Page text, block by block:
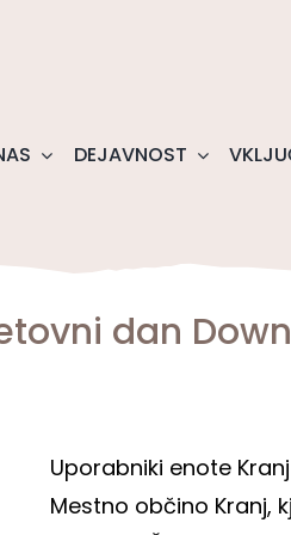
DEJAVNOST
dan
Uporabniki enote
Mestno občino Kranj,